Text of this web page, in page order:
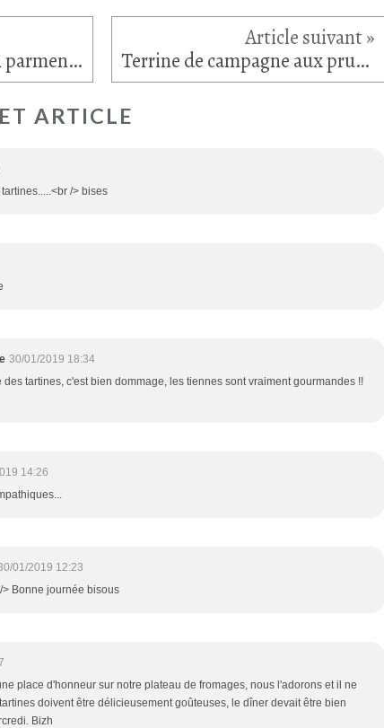
Pâtisson Sunburst en parmentière Terrine de campagne aux pruneaux d'Agen fourrés à l'Armagnac
ARTICLE
/> bises
30/01/2019 18:34
tartines, c'est bien dommage, les tiennes sont vraiment gourmandes !!
14:26
01/2019 12:23
Bonne journée bisous
place d'honneur sur notre plateau de fromages, nous l'adorons et il ne
doivent être délicieusement goûteuses, le dîner devait être bien
Bizh